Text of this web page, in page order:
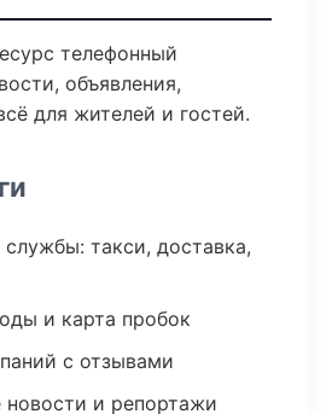
телефонный
объявления,
для жителей и гостей.
такси, доставка,
и карта пробок
с отзывами
и репортажи